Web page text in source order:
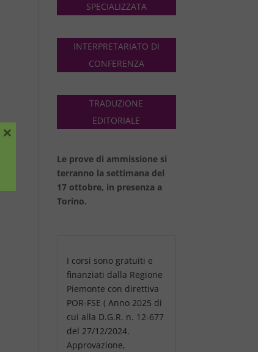
SPECIALIZZATA
INTERPRETARIATO DI
CONFERENZA
TRADUZIONE
EDITORIALE
Le prove di ammissione si
terranno la settimana del
17 ottobre, in presenza a
Torino.
I corsi sono gratuiti e
finanziati dalla Regione
Piemonte con direttiva
POR-FSE ( Anno 2025 di
cui alla D.G.R. n. 12-677
del 27/12/2024.
Approvazione,
×